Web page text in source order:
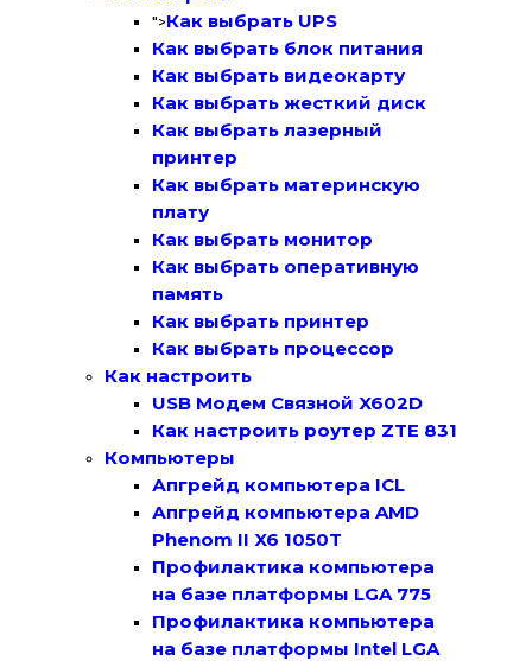
">Как выбрать UPS
Как выбрать блок питания
Как выбрать видеокарту
Как выбрать жесткий диск
Как выбрать лазерный
принтер
Как выбрать материнскую
плату
Как выбрать монитор
Как выбрать оперативную
память
Как выбрать принтер
Как выбрать процессор
Как настроить
USB Модем Связной X602D
Как настроить роутер ZTE 831
Компьютеры
Апгрейд компьютера ICL
Апгрейд компьютера AMD
Phenom II X6 1050T
Профилактика компьютера
на базе платформы LGA 775
Профилактика компьютера
на базе платформы Intel LGA